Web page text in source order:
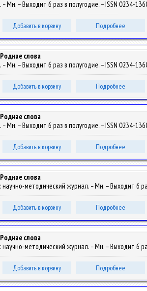
. – Мн. – Выходит 6 раз в полугодие. – ISSN 0234-
Добавить в корзину Подробнее
Роднае слова
. – Мн. – Выходит 6 раз в полугодие. – ISSN 0234-
Добавить в корзину Подробнее
Роднае слова
. – Мн. – Выходит 6 раз в полугодие. – ISSN 0234-
Добавить в корзину Подробнее
Роднае слова
: научно-методический журнал. – Мн. – Выходит 6
Добавить в корзину Подробнее
Роднае слова
: научно-методический журнал. – Мн. – Выходит 6
Добавить в корзину Подробнее